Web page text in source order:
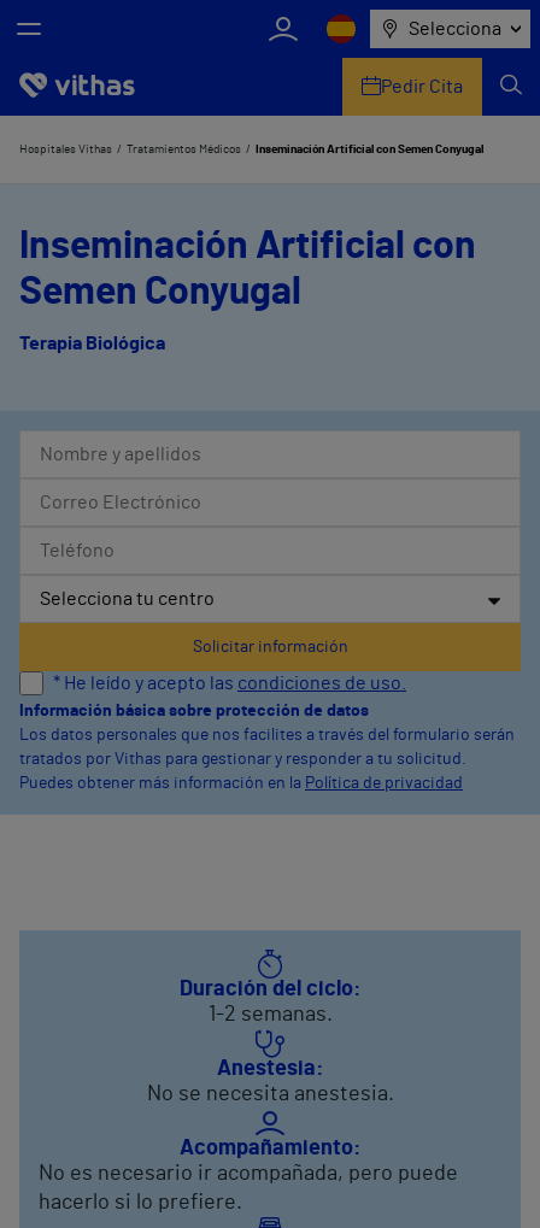
Selecciona
Nosotros
Servicios de salud
Pedir Cita
Hospitales Vithas Tratamientos Médicos Inseminación Artificial con Semen Conyugal
Inseminación Artificial con
Semen Conyugal
Terapia Biológica
* He leído y acepto las condiciones de uso.
Información básica sobre protección de datos
Los datos personales que nos facilites a través del formulario serán
tratados por Vithas para gestionar y responder a tu solicitud.
Puedes obtener más información en la Política de privacidad
Duración del ciclo:
1-2 semanas.
Anestesia:
No se necesita anestesia.
Acompañamiento:
No es necesario ir acompañada, pero puede
hacerlo si lo prefiere.